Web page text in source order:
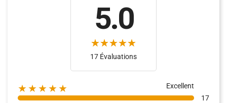
5.0
17 Évaluations
★★★★★
Excellent
17